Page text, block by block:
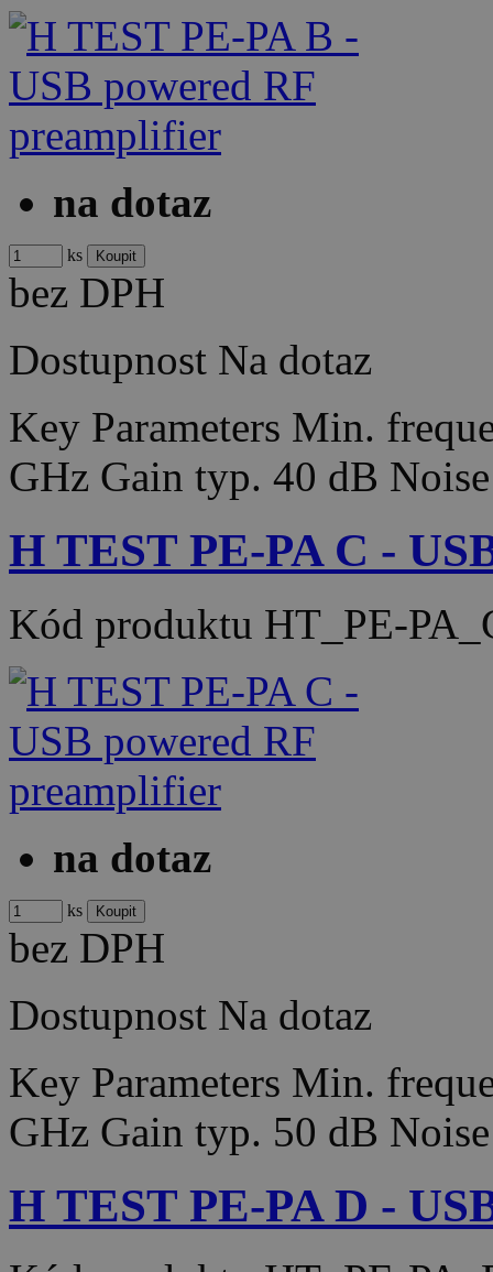
na dotaz
ks
bez DPH
Dostupnost Na dotaz
Key Parameters Min.
GHz Gain typ. 40 dB
H TEST PE-PA C -
Kód produktu HT_PE-
na dotaz
ks
bez DPH
Dostupnost Na dotaz
Key Parameters Min.
GHz Gain typ. 50 dB
H TEST PE-PA D -